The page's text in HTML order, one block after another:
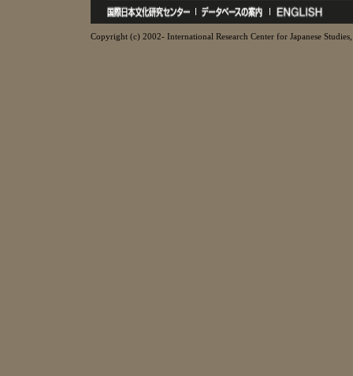
Copyright (c) 2002- International Research Center for Japanese